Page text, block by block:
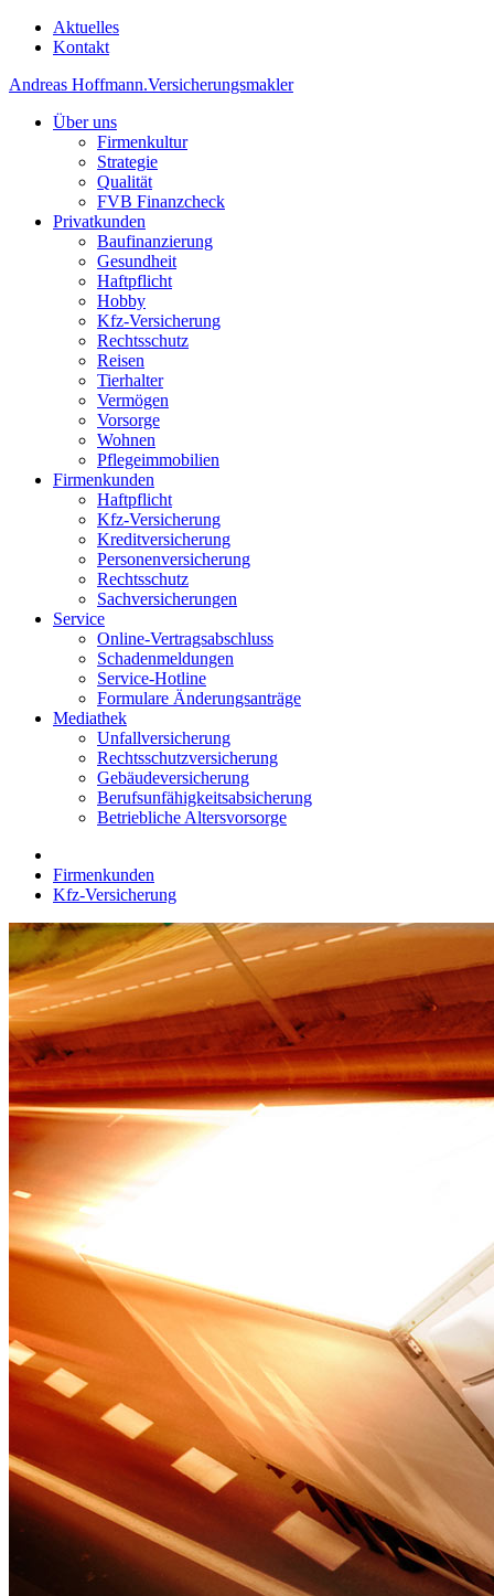
Aktuelles
Kontakt
Andreas Hoffmann.Versicherungsmakler
Über uns
Firmenkultur
Strategie
Qualität
FVB Finanzcheck
Privatkunden
Baufinanzierung
Gesundheit
Haftpflicht
Hobby
Kfz-Versicherung
Rechtsschutz
Reisen
Tierhalter
Vermögen
Vorsorge
Wohnen
Pflegeimmobilien
Firmenkunden
Haftpflicht
Kfz-Versicherung
Kreditversicherung
Personenversicherung
Rechtsschutz
Sachversicherungen
Service
Online-Vertragsabschluss
Schadenmeldungen
Service-Hotline
Formulare Änderungsanträge
Mediathek
Unfallversicherung
Rechtsschutzversicherung
Gebäudeversicherung
Berufsunfähigkeitsabsicherung
Betriebliche Altersvorsorge
Firmenkunden
Kfz-Versicherung